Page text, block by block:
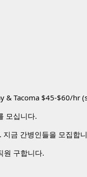
모십니다.
금 간병인들을 모집합
원 구합니다.